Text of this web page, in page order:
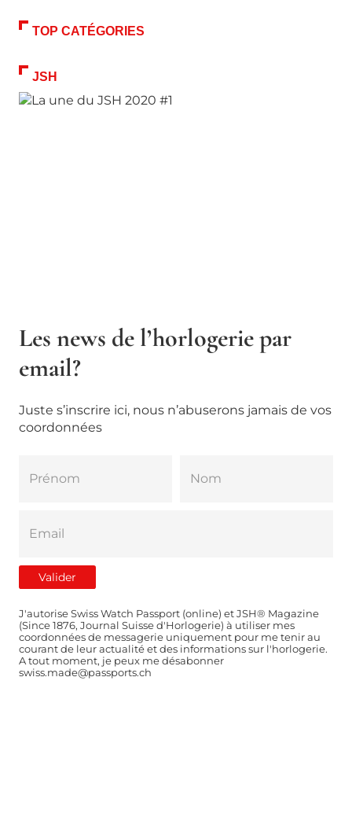
TOP CATÉGORIES
JSH
Les news de l’horlogerie par
email?
Juste s’inscrire ici, nous n’abuserons jamais de vos
coordonnées
J'autorise Swiss Watch Passport (online) et JSH® Magazine
(Since 1876, Journal Suisse d'Horlogerie) à utiliser mes
coordonnées de messagerie uniquement pour me tenir au
courant de leur actualité et des informations sur l'horlogerie.
A tout moment, je peux me désabonner
swiss.made@passports.ch